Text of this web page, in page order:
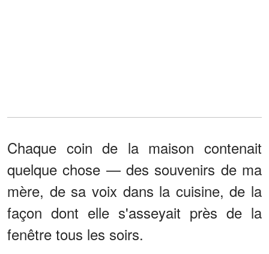
Chaque coin de la maison contenait
quelque chose — des souvenirs de ma
mère, de sa voix dans la cuisine, de la
façon dont elle s'asseyait près de la
fenêtre tous les soirs.